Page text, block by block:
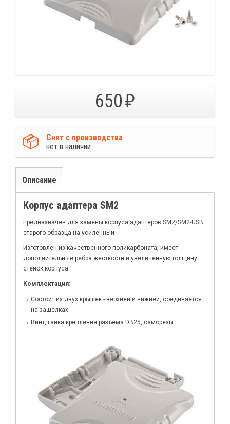
650
Снят с производства
нет в наличии
Описание
Корпус адаптера SM2
предназначен для замены корпуса адаптеров SM2/SM2-USB
старого образца на усиленный
Изготовлен из качественного поликарбоната, имеет
дополнительные ребра жесткости и увеличенную толщину
стенок корпуса.
Комплектация:
Состоит из двух крышек - верхней и нижней, соединяется
на защелках
Винт, гайка крепления разъема DB25, саморезы